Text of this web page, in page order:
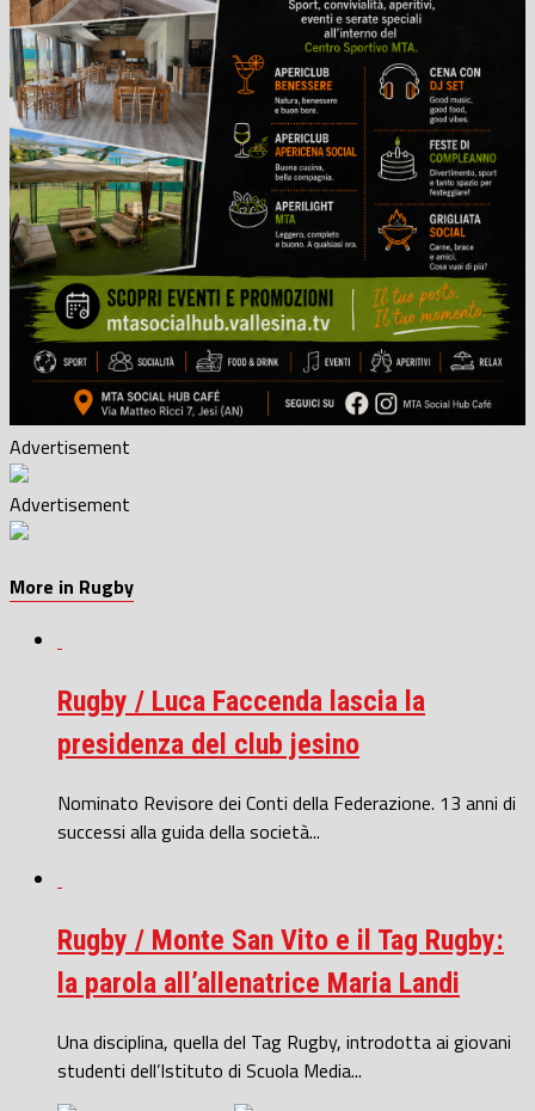
Advertisement
Advertisement
More in Rugby
Rugby / Luca Faccenda lascia la
presidenza del club jesino
Nominato Revisore dei Conti della Federazione. 13 anni di
successi alla guida della società...
Rugby / Monte San Vito e il Tag Rugby:
la parola all’allenatrice Maria Landi
Una disciplina, quella del Tag Rugby, introdotta ai giovani
studenti dell’Istituto di Scuola Media...